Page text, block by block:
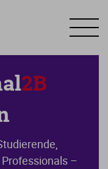
2B
–